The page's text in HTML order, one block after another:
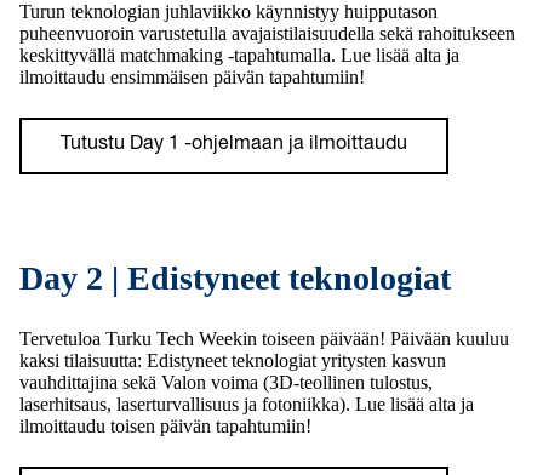
Turun teknologian juhlaviikko käynnistyy huipputason
puheenvuoroin varustetulla avajaistilaisuudella sekä rahoitukseen
keskittyvällä matchmaking -tapahtumalla. Lue lisää alta ja
ilmoittaudu ensimmäisen päivän tapahtumiin!
Tutustu Day 1 -ohjelmaan ja ilmoittaudu
Day 2 | Edistyneet teknologiat
Tervetuloa Turku Tech Weekin toiseen päivään! Päivään kuuluu
kaksi tilaisuutta: Edistyneet teknologiat yritysten kasvun
vauhdittajina sekä Valon voima (3D-teollinen tulostus,
laserhitsaus, laserturvallisuus ja fotoniikka). Lue lisää alta ja
ilmoittaudu toisen päivän tapahtumiin!